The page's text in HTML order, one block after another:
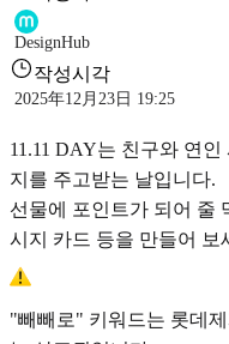
DesignHub
작성시각
2025年12月23日 19:25
11.11 DAY는 친구와 연
지를 주고받는 날입니다.
선물에 포인트가 되어 줄
시지 카드 등을 만들어 보
"빼빼로" 키워드는 롯데